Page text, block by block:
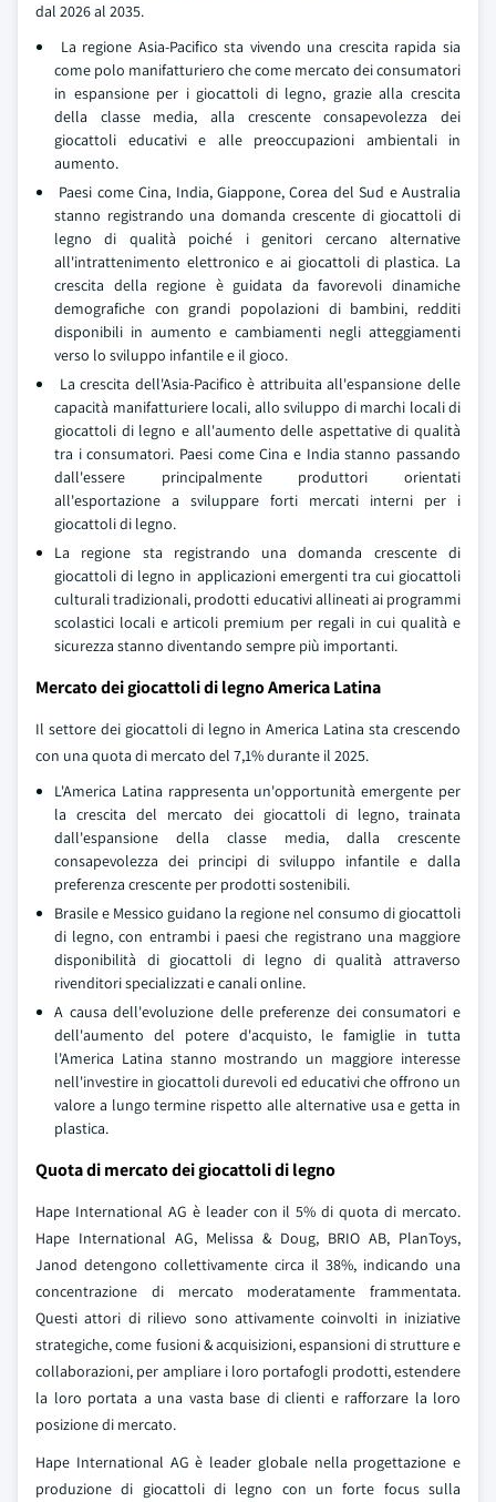
dal 2026 al 2035.
La regione Asia-Pacifico sta vivendo una crescita rapida sia
come polo manifatturiero che come mercato dei consumatori
in espansione per i giocattoli di legno, grazie alla crescita
della classe media, alla crescente consapevolezza dei
giocattoli educativi e alle preoccupazioni ambientali in
aumento.
Paesi come Cina, India, Giappone, Corea del Sud e Australia
stanno registrando una domanda crescente di giocattoli di
legno di qualità poiché i genitori cercano alternative
all'intrattenimento elettronico e ai giocattoli di plastica. La
crescita della regione è guidata da favorevoli dinamiche
demografiche con grandi popolazioni di bambini, redditi
disponibili in aumento e cambiamenti negli atteggiamenti
verso lo sviluppo infantile e il gioco.
La crescita dell'Asia-Pacifico è attribuita all'espansione delle
capacità manifatturiere locali, allo sviluppo di marchi locali di
giocattoli di legno e all'aumento delle aspettative di qualità
tra i consumatori. Paesi come Cina e India stanno passando
dall'essere principalmente produttori orientati
all'esportazione a sviluppare forti mercati interni per i
giocattoli di legno.
La regione sta registrando una domanda crescente di
giocattoli di legno in applicazioni emergenti tra cui giocattoli
culturali tradizionali, prodotti educativi allineati ai programmi
scolastici locali e articoli premium per regali in cui qualità e
sicurezza stanno diventando sempre più importanti.
Mercato dei giocattoli di legno America Latina
Il settore dei giocattoli di legno in America Latina sta crescendo
con una quota di mercato del 7,1% durante il 2025.
L'America Latina rappresenta un'opportunità emergente per
la crescita del mercato dei giocattoli di legno, trainata
dall'espansione della classe media, dalla crescente
consapevolezza dei principi di sviluppo infantile e dalla
preferenza crescente per prodotti sostenibili.
Brasile e Messico guidano la regione nel consumo di giocattoli
di legno, con entrambi i paesi che registrano una maggiore
disponibilità di giocattoli di legno di qualità attraverso
rivenditori specializzati e canali online.
A causa dell'evoluzione delle preferenze dei consumatori e
dell'aumento del potere d'acquisto, le famiglie in tutta
l'America Latina stanno mostrando un maggiore interesse
nell'investire in giocattoli durevoli ed educativi che offrono un
valore a lungo termine rispetto alle alternative usa e getta in
plastica.
Quota di mercato dei giocattoli di legno
Hape International AG è leader con il 5% di quota di mercato.
Hape International AG, Melissa & Doug, BRIO AB, PlanToys,
Janod detengono collettivamente circa il 38%, indicando una
concentrazione di mercato moderatamente frammentata.
Questi attori di rilievo sono attivamente coinvolti in iniziative
strategiche, come fusioni & acquisizioni, espansioni di strutture e
collaborazioni, per ampliare i loro portafogli prodotti, estendere
la loro portata a una vasta base di clienti e rafforzare la loro
posizione di mercato.
Hape International AG è leader globale nella progettazione e
produzione di giocattoli di legno con un forte focus sulla